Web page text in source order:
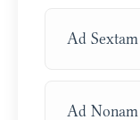
Ad Sextam
Ad Nonam